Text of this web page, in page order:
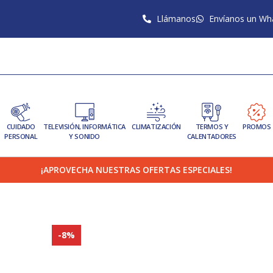
Llámanos Envíanos un
CUIDADO
PERSONAL
TELEVISIÓN, INFORMÁTICA
Y SONIDO
CLIMATIZACIÓN
TERMOS Y
CALENTADORES
PROMOS
¡APROVECHA NUESTRAS OFERTAS ESPECIALES!
-8%